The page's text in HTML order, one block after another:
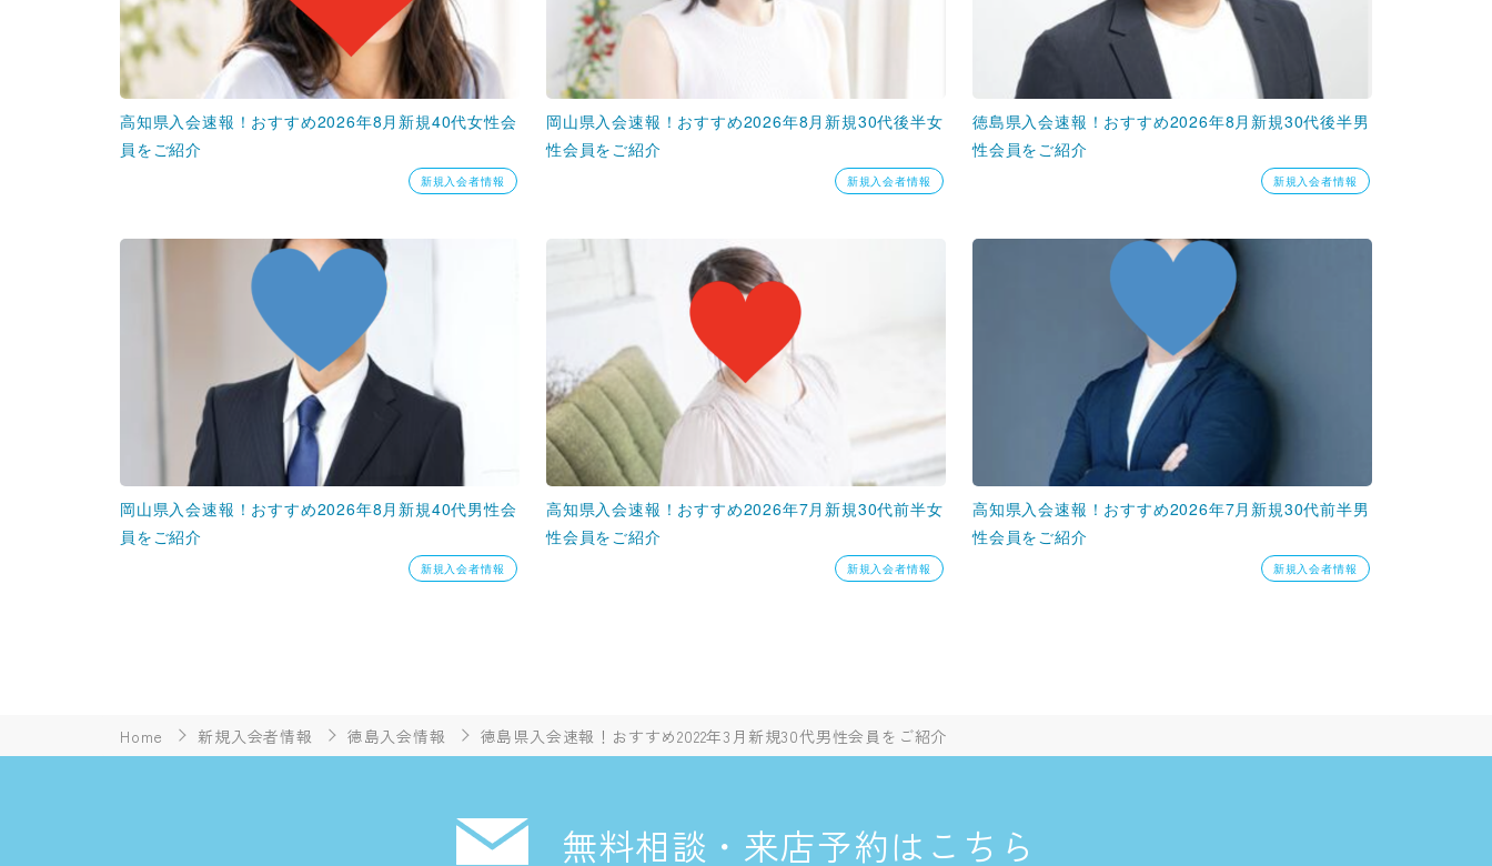
高知県入会速報！おすすめ2026年8月新規40代女性会
員をご紹介
新規入会者情報
岡山県入会速報！おすすめ2026年8月新規30代後半女
性会員をご紹介
新規入会者情報
徳島県入会速報！おすすめ2026年8月新規30代後半男
性会員をご紹介
新規入会者情報
岡山県入会速報！おすすめ2026年8月新規40代男性会
員をご紹介
新規入会者情報
高知県入会速報！おすすめ2026年7月新規30代前半女
性会員をご紹介
新規入会者情報
高知県入会速報！おすすめ2026年7月新規30代前半男
性会員をご紹介
新規入会者情報
Home 新規入会者情報 徳島入会情報 徳島県入会速報！おすすめ2022年3月新規30代男性会員をご紹介
無料相談・来店予約はこちら